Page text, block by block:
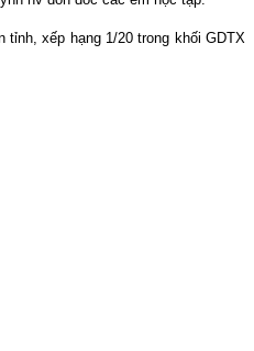
xếp hạng 1/20 trong khối GDTX